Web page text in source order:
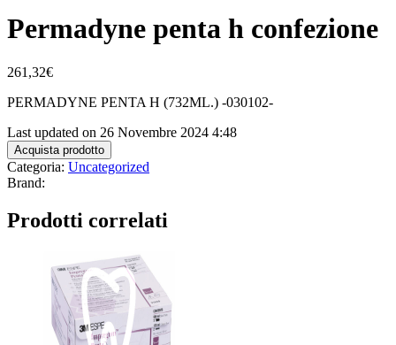
Permadyne penta h confezione
261,32€
PERMADYNE PENTA H (732ML.) -030102-
Last updated on 26 Novembre 2024 4:48
Acquista prodotto
Categoria: Uncategorized
Brand:
Prodotti correlati